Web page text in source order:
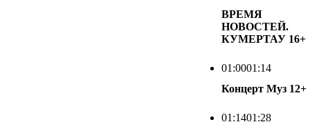
ВРЕМЯ
НОВОСТЕЙ.
КУМЕРТАУ 16+
01:0001:14
Концерт Муз 12+
01:1401:28